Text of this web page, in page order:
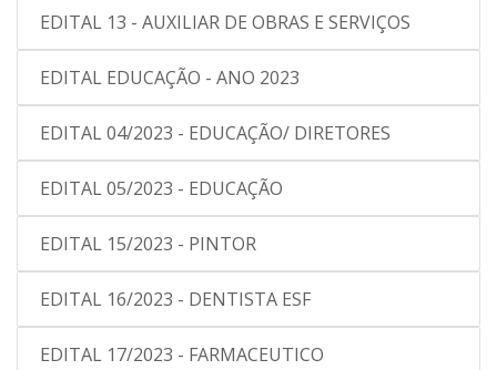
EDITAL 13 - AUXILIAR DE OBRAS E SERVIÇOS
EDITAL EDUCAÇÃO - ANO 2023
EDITAL 04/2023 - EDUCAÇÃO/ DIRETORES
EDITAL 05/2023 - EDUCAÇÃO
EDITAL 15/2023 - PINTOR
EDITAL 16/2023 - DENTISTA ESF
EDITAL 17/2023 - FARMACEUTICO